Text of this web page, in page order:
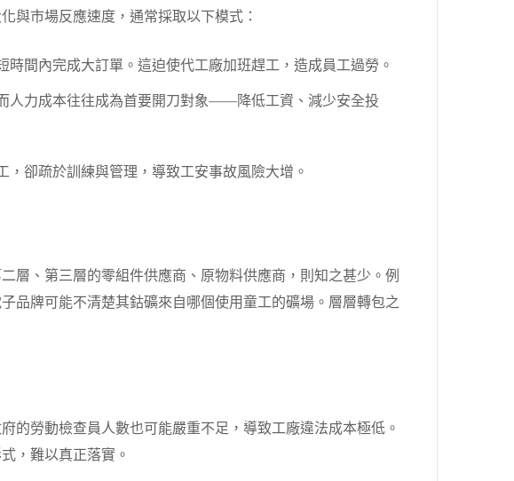
與市場反應速度，通常採取以下模式：
間內完成大訂單。這迫使代工廠加班趕工，造成員工過勞。
人力成本往往成為首要開刀對象——降低工資、減少安全投
卻疏於訓練與管理，導致工安事故風險大增。
層、第三層的零組件供應商、原物料供應商，則知之甚少。例
品牌可能不清楚其鈷礦來自哪個使用童工的礦場。層層轉包之
的勞動檢查員人數也可能嚴重不足，導致工廠違法成本極低。
，難以真正落實。